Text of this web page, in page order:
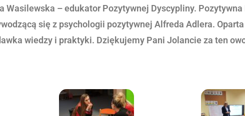
Wasilewska – edukator Pozytywnej Dyscypliny.
się z psychologii pozytywnej Alfreda Adlera.
wiedzy i praktyki. Dziękujemy Pani Jolancie za ten